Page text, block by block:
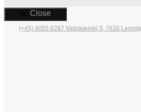
Close
(+45) 4055 6287 Vadskærvej 3, 7620 Lemvig